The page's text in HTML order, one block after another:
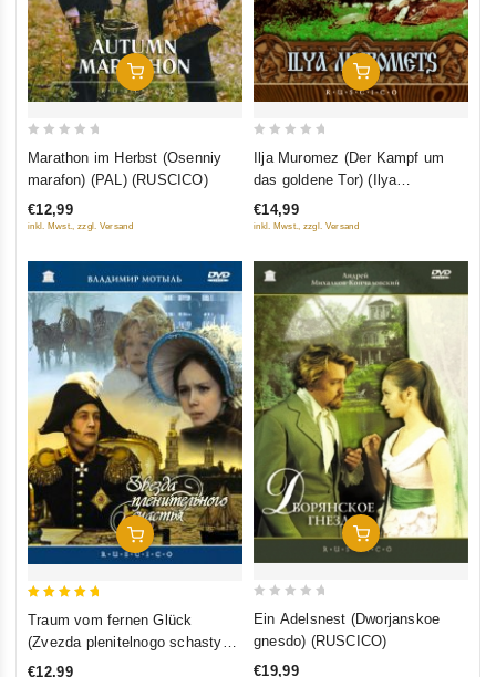
In Den Warenkorb
5
Marathon im Herbst (Osenniy
marafon) (PAL) (RUSCICO)
€12,99
inkl. Mwst., zzgl. Versand
In Den Warenkorb
out
5
Ilja Muromez (Der Kampf um
das goldene Tor) (Ilya
Muromets) (RUSCICO)
€14,99
inkl. Mwst., zzgl. Versand
In Den Warenkorb
Traum vom fernen Glück
(Zvezda plenitelnogo schastya)
(RUSCICO) (PAL)
€12,99
In Den Warenkorb
Ein Adelsnest (Dworjanskoe
gnesdo) (RUSCICO)
€19,99